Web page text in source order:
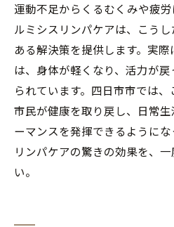
運動不足からくるむくみや疲
ルミシスリンパケアは、こう
ある解決策を提供します。実
は、身体が軽くなり、活力が
られています。四日市市では
市民が健康を取り戻し、日常
ーマンスを発揮できるように
リンパケアの驚きの効果を、
い。